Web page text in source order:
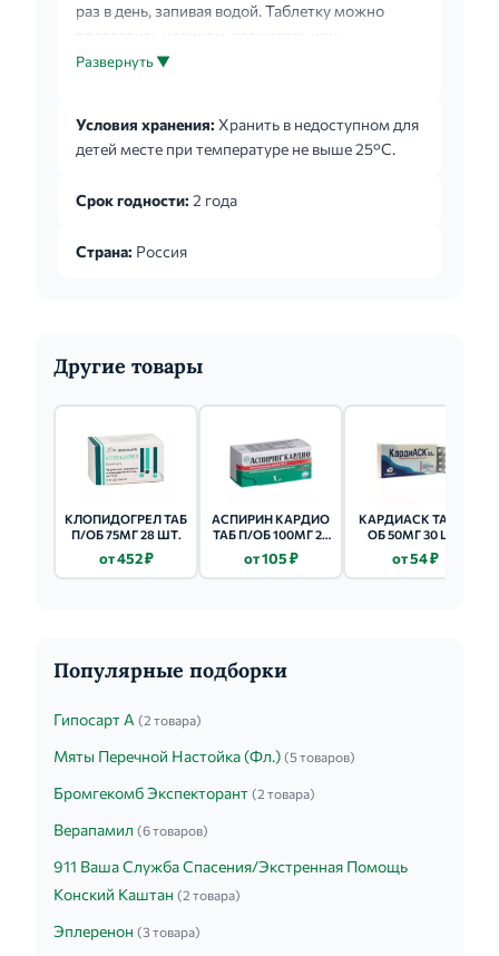
раз в день, запивая водой. Таблетку можно
предварительно растереть. Первичная
сердечная недостаточность при наличии
факторов риска (например, сахарный диабет,
ожирение, курение, пожилой возраст): 2
таблетке 1 раз в сутки. Профилактика
Развернуть ▼
Условия хранения: Хранить в недоступном для
детей месте при температуре не выше 25°С.
Срок годности: 2 года
Страна: Россия
Другие товары
КЛОПИДОГРЕЛ ТАБ
П/ОБ 75МГ 28 ШТ.
от 452 ₽
АСПИРИН КАРДИО
ТАБ П/ОБ 100МГ 28
от 105 ₽
КАРДИАСК ТАБ П/
ОБ 50МГ 30 ШТ.
от 54 ₽
Популярные подборки
Гипосарт А (2 товара)
Мяты Перечной Настойка (Фл.) (5 товаров)
Бромгекомб Экспекторант (2 товара)
Верапамил (6 товаров)
911 Ваша Служба Спасения/Экстренная Помощь
Конский Каштан (2 товара)
Эплеренон (3 товара)